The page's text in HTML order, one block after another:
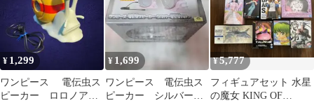
¥ 1,299
ワンピース 電伝虫ス
ピーカー ロロノア・
¥ 1,699
ワンピース 電伝虫ス
ピーカー シルバー電
¥5,777
フィギュアセット 水星
の魔女 KING OF